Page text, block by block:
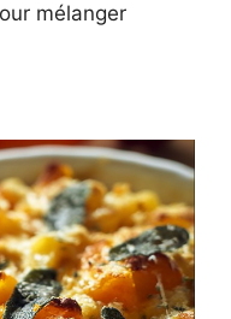
mélanger